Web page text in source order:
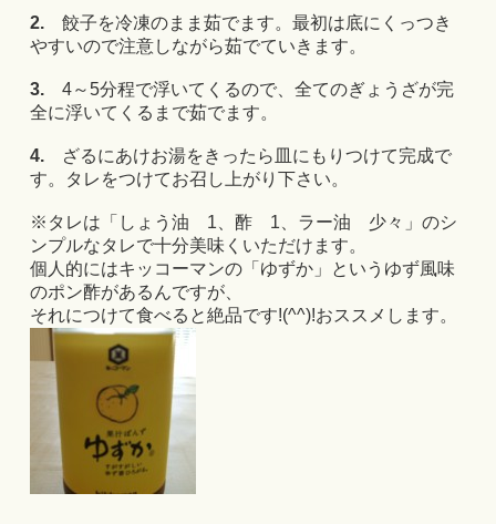
2.餃子を冷凍のまま茹でます。最初は底にくっつき
やすいので注意しながら茹でていきます。
3.4～5分程で浮いてくるので、全てのぎょうざが完
全に浮いてくるまで茹でます。
4.ざるにあけお湯をきったら皿にもりつけて完成で
す。タレをつけてお召し上がり下さい。
※タレは「しょう油 1、酢 1、ラー油 少々」のシ
ンプルなタレで十分美味くいただけます。
個人的にはキッコーマンの「ゆずか」というゆず風味
のポン酢があるんですが、
それにつけて食べると絶品です!(^^)!おススメします。